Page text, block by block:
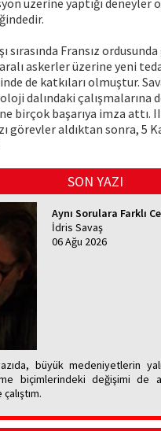
üzerine yaptığı deneyler
sırasında Fransız
askerler üzerine yeni
de katkıları olmuştur.
dalındaki çalışmalarına
birçok başarıya imza attı.
görevler aldıktan sonra, 5
SON YAZI
Aynı Sorulara Farklı
İdris Savaş
06 Ağu 2026
büyük medeniyetlerin
biçimlerindeki değişimi de